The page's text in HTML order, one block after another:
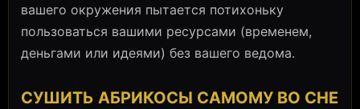
вашего окружения пытается потихоньку
пользоваться вашими ресурсами (временем,
деньгами или идеями) без вашего ведома.
СУШИТЬ АБРИКОСЫ САМОМУ ВО СНЕ